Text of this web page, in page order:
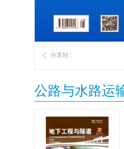
分享到：
公路与水路运